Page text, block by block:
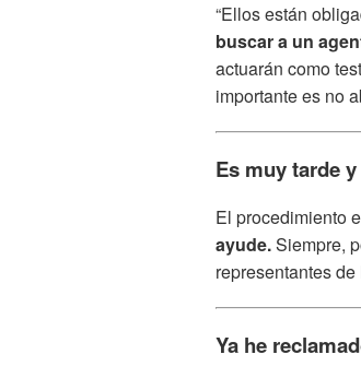
“Ellos están
buscar a un
actuarán como
importante es no
Es muy tarde
El procedimiento
ayude.Siempre,
representantes
Ya he